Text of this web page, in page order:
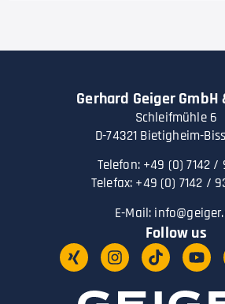
Gerhard Geiger GmbH
Schleifmühle 6
D-74321 Bietigheim-
Telefon: +49 (0) 7142 /
Telefax: +49 (0) 7142 /
E-Mail:
Follow us